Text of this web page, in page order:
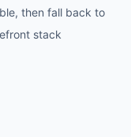
then fall back to
stack